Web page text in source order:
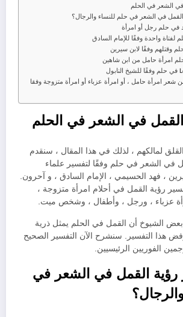
الشعر في الحلم
في الشعر في حلم للنساء والرجال؟
في حلم رجل أو امرأة
واحدة وفقًا للإمام السادق
وقتلهم وفقًا لابن سيرين
امرأة حامل من ابن شاهين
شعر امرأة حامل ، أو امرأة عزباء أو امرأة متزوجة وفقا
في الشعر في الحلم
لمالكهم ، لذلك في هذا المقال ، سنقدم
في الشعر في حلم وفقًا لتفسير علماء
، فهد الحسيمي ، الإمام السادق ، و آحرون.
رؤية القمل في أحلام امرأة متزوجة ،
عزباء ، ورجل ، وأطفال ، وشخص ميت.
الشيوخ أن القمل في الحلم يمثل ذرية
هذا التفسير. سنشرح الآن التفسير الصحيح
الفوريين الرئيسيين.
رؤية القمل في الشعر في